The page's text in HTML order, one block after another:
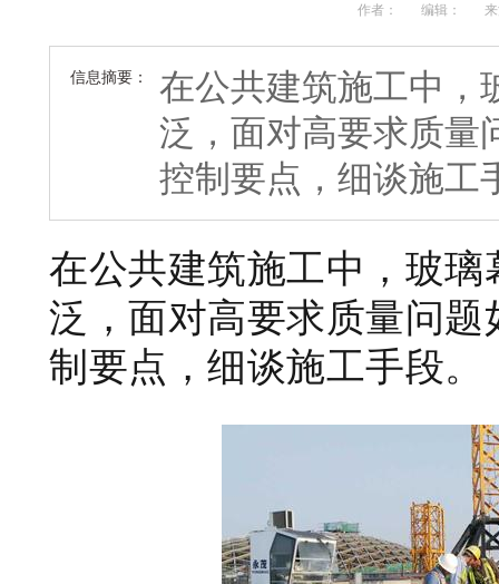
作者： 编辑：
信息摘要：
在公共建筑施工中，
泛，面对高要求质量
控制要点，细谈施工
在公共建筑施工中，玻
泛，面对高要求质量问
制要点，细谈施工手段。